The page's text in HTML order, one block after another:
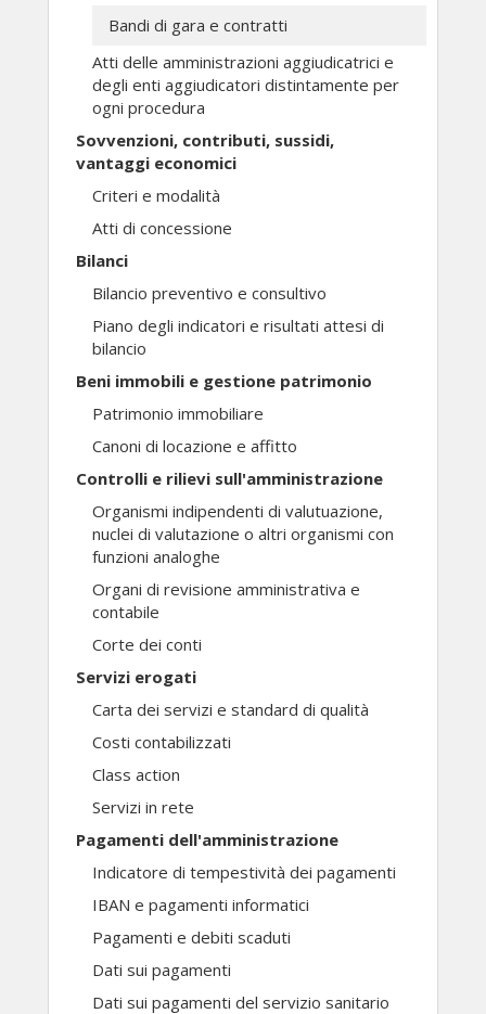
Bandi di gara e contratti
Atti delle amministrazioni aggiudicatrici e
degli enti aggiudicatori distintamente per
ogni procedura
Sovvenzioni, contributi, sussidi,
vantaggi economici
Criteri e modalità
Atti di concessione
Bilanci
Bilancio preventivo e consultivo
Piano degli indicatori e risultati attesi di
bilancio
Beni immobili e gestione patrimonio
Patrimonio immobiliare
Canoni di locazione e affitto
Controlli e rilievi sull'amministrazione
Organismi indipendenti di valutuazione,
nuclei di valutazione o altri organismi con
funzioni analoghe
Organi di revisione amministrativa e
contabile
Corte dei conti
Servizi erogati
Carta dei servizi e standard di qualità
Costi contabilizzati
Class action
Servizi in rete
Pagamenti dell'amministrazione
Indicatore di tempestività dei pagamenti
IBAN e pagamenti informatici
Pagamenti e debiti scaduti
Dati sui pagamenti
Dati sui pagamenti del servizio sanitario